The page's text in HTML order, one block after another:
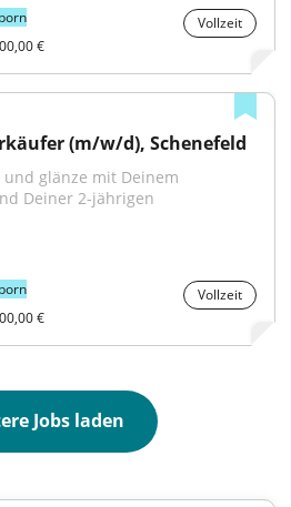
Vollzeit
€
(m/w/d), Schenefeld
glänze mit Deinem
Vollzeit
€
Jobs laden